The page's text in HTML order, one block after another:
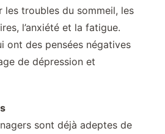
les troubles du sommeil, les
l’anxiété et la fatigue.
ont des pensées négatives
de dépression et
sont déjà adeptes de